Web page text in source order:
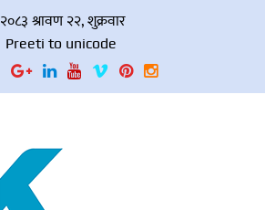
२०८३ श्रावण २२, शुक्रवार
Preeti to unicode